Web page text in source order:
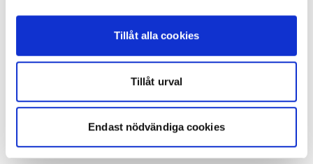
Tillåt alla cookies
Tillåt urval
Endast nödvändiga cookies